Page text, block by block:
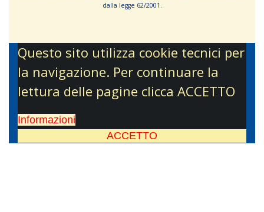
dalla leg­ge 62/­2001.
Questo sito utilizza cookie tecnici per
la navigazione. Per continuare la
lettura delle pagine clicca ACCETTO
Informazioni
ACCETTO